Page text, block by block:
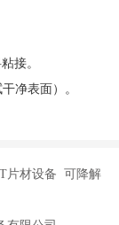
接。
净表面）。
片材设备 可降解